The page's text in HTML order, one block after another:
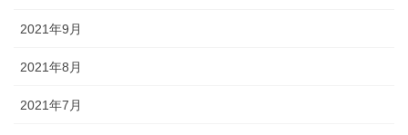
2021年9月
2021年8月
2021年7月